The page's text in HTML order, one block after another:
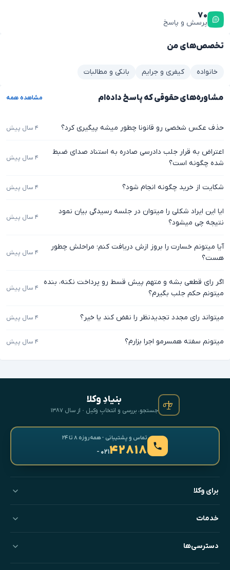
۷۰
پرسش و پاسخ
تخصص‌های من
خانواده کیفری و جرایم بانکی و مطالبات
مشاوره‌های حقوقی که پاسخ داده‌ام مشاهده همه
حذف عکس شخصی رو قانونا چطور میشه پیگیری کرد؟ ۴ سال پیش
اعتراض به قرار جلب دادرسی صادره به استناد صدای ضبط
شده چگونه است؟
۴ سال پیش
شکایت از خرید چگونه انجام شود؟ ۴ سال پیش
ایا این ایراد شکلی را میتوان در جلسه رسیدگی بیان نمود
نتیجه چی میشود؟
۴ سال پیش
آیا میتونم خسارت را بروز ازش دریافت کنم؛ مراحلش چطور
هست؟
۴ سال پیش
اگر رای قطعی بشه و متهم پیش قسط رو پرداخت نکنه، بنده
میتونم حکم جلب بگیرم؟
۴ سال پیش
میتواند رای مجدد تجدیدنظر را نقض کند یا خیر؟ ۴ سال پیش
میتونم سفته همسرمو اجرا بزارم؟ ۴ سال پیش
بنیادِ وکلا
جستجو، بررسی و انتخابِ وکیل · از سال ۱۳۸۷
تماس و پشتیبانی · همه‌روزه ۸ تا ۲۴
۴۲۸۱۸- ۰۲۱
برای وکلا
خدمات
دسترسی‌ها